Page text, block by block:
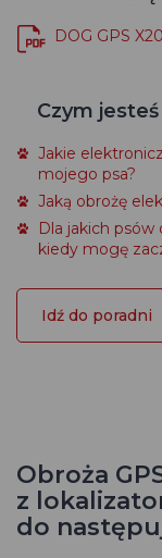
DOG GPS
Czym
Jakie
mojego psa?
Jaką obrożę
Dla jakich
kiedy mogę
Idź do poradni
Obroża
z
do